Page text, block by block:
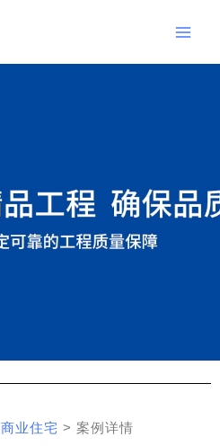
商业住宅 > 案例详情